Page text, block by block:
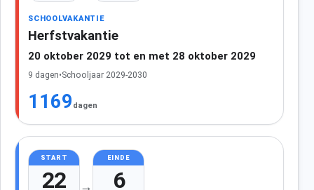
SCHOOLVAKANTIE
Herfstvakantie
20 oktober 2029 tot en met 28 oktober 2029
9 dagen•Schooljaar 2029-2030
1169 dagen
START
22 →
EINDE
6